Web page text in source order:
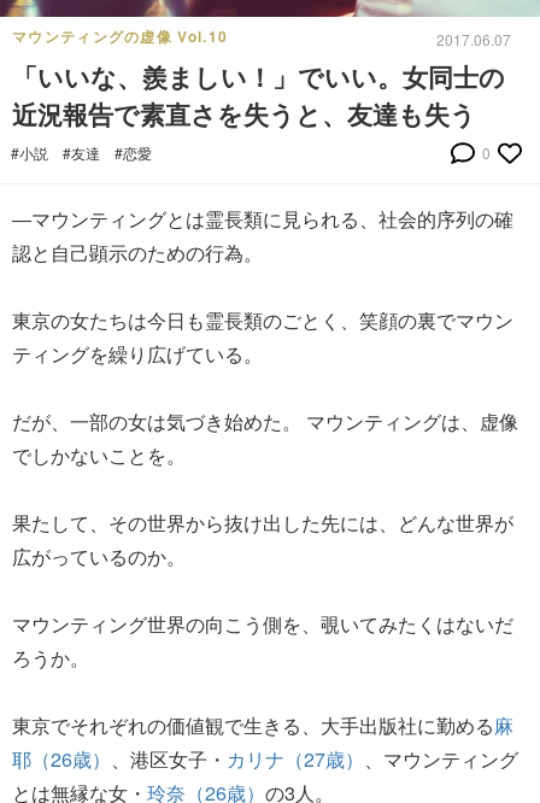
マウンティングの虚像 Vol.10 2017.06.07
「いいな、羨ましい！」でいい。女同士の
近況報告で素直さを失うと、友達も失う
#小説 #友達 #恋愛 0
―マウンティングとは霊長類に見られる、社会的序列の確
認と自己顕示のための行為。
東京の女たちは今日も霊長類のごとく、笑顔の裏でマウン
ティングを繰り広げている。
だが、一部の女は気づき始めた。 マウンティングは、虚像
でしかないことを。
果たして、その世界から抜け出した先には、どんな世界が
広がっているのか。
マウンティング世界の向こう側を、覗いてみたくはないだ
ろうか。
東京でそれぞれの価値観で生きる、大手出版社に勤める麻
耶（26歳）
、港区女子・ カリナ（27歳）
、マウンティング
とは無縁な女・ 玲奈（26歳） の3人。